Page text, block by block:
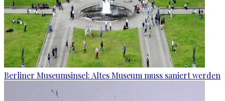
Berliner Museumsinsel: Altes Museum muss saniert werden